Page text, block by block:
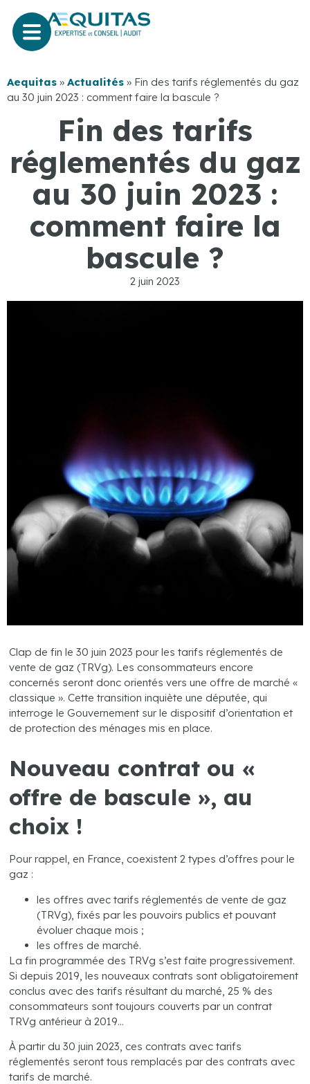
Aequitas » Actualités » Fin des tarifs réglementés du gaz
au 30 juin 2023 : comment faire la bascule ?
Fin des tarifs
réglementés du gaz
au 30 juin 2023 :
comment faire la
bascule ?
2 juin 2023
Clap de fin le 30 juin 2023 pour les tarifs réglementés de
vente de gaz (TRVg). Les consommateurs encore
concernés seront donc orientés vers une offre de marché «
classique ». Cette transition inquiète une députée, qui
interroge le Gouvernement sur le dispositif d’orientation et
de protection des ménages mis en place.
Nouveau contrat ou «
offre de bascule », au
choix !
Pour rappel, en France, coexistent 2 types d’offres pour le
gaz :
les offres avec tarifs réglementés de vente de gaz
(TRVg), fixés par les pouvoirs publics et pouvant
évoluer chaque mois ;
les offres de marché.
La fin programmée des TRVg s’est faite progressivement.
Si depuis 2019, les nouveaux contrats sont obligatoirement
conclus avec des tarifs résultant du marché, 25 % des
consommateurs sont toujours couverts par un contrat
TRVg antérieur à 2019…
À partir du 30 juin 2023, ces contrats avec tarifs
réglementés seront tous remplacés par des contrats avec
tarifs de marché.